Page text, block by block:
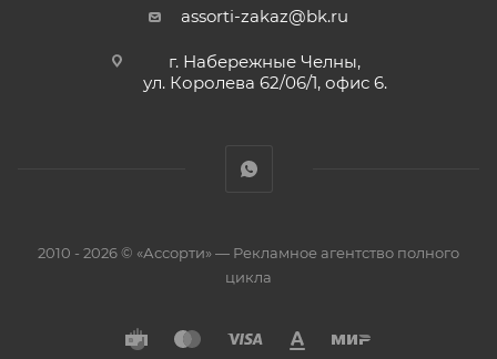
assorti-zakaz@bk.ru
г. Набережные Челны,
ул. Королева 62/06/1, офис 6.
2010 - 2026 © «Ассорти» — Рекламное агентство полного
цикла